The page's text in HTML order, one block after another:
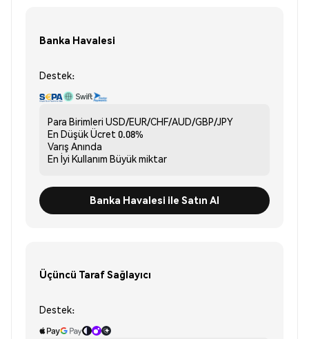
Banka Havalesi
Destek:
Para Birimleri USD/EUR/CHF/AUD/GBP/JPY
En Düşük Ücret 0.08%
Varış Anında
En İyi Kullanım Büyük miktar
Banka Havalesi ile Satın Al
Üçüncü Taraf Sağlayıcı
Destek: